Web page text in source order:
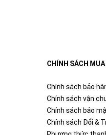
CHÍNH SÁCH MUA
Chính sách bảo
Chính sách vận
Chính sách bảo
Chính sách Đổi &